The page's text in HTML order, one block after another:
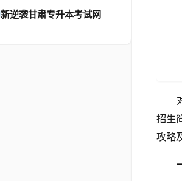
新逆袭甘肃专升本考试网
招生
攻略